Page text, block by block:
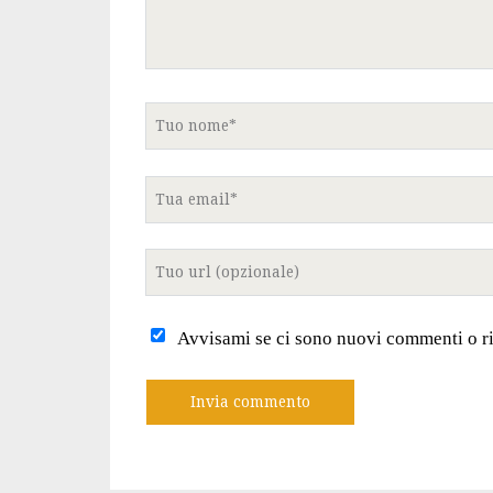
Tuo
Tua
Tuo
Avvisami se ci sono nuovi commenti o